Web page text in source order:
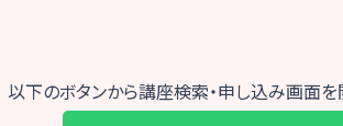
以下のボタンから講座検索・申し込み画面を